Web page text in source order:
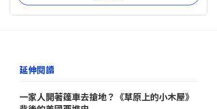
延伸閱讀
一家人開著篷車去搶地？《草原上的小木屋》